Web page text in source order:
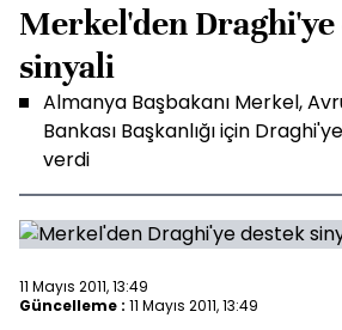
Merkel'den Draghi'ye
sinyali
Almanya Başbakanı Merkel,
Bankası Başkanlığı için
verdi
11 Mayıs 2011, 13:49
Güncelleme : 11 Mayıs 2011, 13:49